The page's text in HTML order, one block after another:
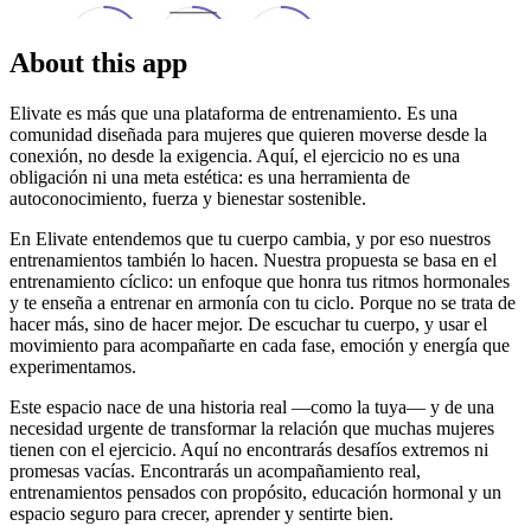
About this app
Elivate es más que una plataforma de entrenamiento. Es una
comunidad diseñada para mujeres que quieren moverse desde la
conexión, no desde la exigencia. Aquí, el ejercicio no es una
obligación ni una meta estética: es una herramienta de
autoconocimiento, fuerza y bienestar sostenible.
En Elivate entendemos que tu cuerpo cambia, y por eso nuestros
entrenamientos también lo hacen. Nuestra propuesta se basa en el
entrenamiento cíclico: un enfoque que honra tus ritmos hormonales
y te enseña a entrenar en armonía con tu ciclo. Porque no se trata de
hacer más, sino de hacer mejor. De escuchar tu cuerpo, y usar el
movimiento para acompañarte en cada fase, emoción y energía que
experimentamos.
Este espacio nace de una historia real —como la tuya— y de una
necesidad urgente de transformar la relación que muchas mujeres
tienen con el ejercicio. Aquí no encontrarás desafíos extremos ni
promesas vacías. Encontrarás un acompañamiento real,
entrenamientos pensados con propósito, educación hormonal y un
espacio seguro para crecer, aprender y sentirte bien.